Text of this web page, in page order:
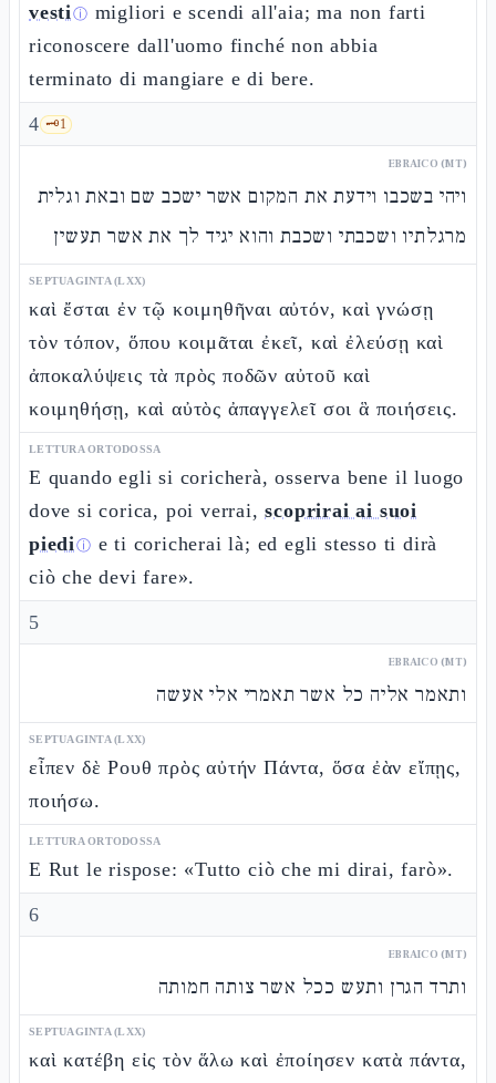
vestiⓘ migliori e scendi all'aia; ma non farti
riconoscere dall'uomo finché non abbia
terminato di mangiare e di bere.
4 🗝️1
EBRAICO (MT)
ויהי בשכבו וידעת את המקום אשר ישכב שם ובאת וגלית
מרגלתיו ושכבתי ושכבת והוא יגיד לך את אשר תעשין
SEPTUAGINTA (LXX)
καὶ ἔσται ἐν τῷ κοιμηθῆναι αὐτόν, καὶ γνώσῃ
τὸν τόπον, ὅπου κοιμᾶται ἐκεῖ, καὶ ἐλεύσῃ καὶ
ἀποκαλύψεις τὰ πρὸς ποδῶν αὐτοῦ καὶ
κοιμηθήσῃ, καὶ αὐτὸς ἀπαγγελεῖ σοι ἃ ποιήσεις.
LETTURA ORTODOSSA
E quando egli si coricherà, osserva bene il luogo
dove si corica, poi verrai,scoprirai ai suoi
piediⓘ e ti coricherai là; ed egli stesso ti dirà
ciò che devi fare».
5
EBRAICO (MT)
ותאמר אליה כל אשר תאמרי אלי אעשה
SEPTUAGINTA (LXX)
εἶπεν δὲ Ρουθ πρὸς αὐτήν Πάντα, ὅσα ἐὰν εἴπῃς,
ποιήσω.
LETTURA ORTODOSSA
E Rut le rispose: «Tutto ciò che mi dirai, farò».
6
EBRAICO (MT)
ותרד הגרן ותעש ככל אשר צותה חמותה
SEPTUAGINTA (LXX)
καὶ κατέβη εἰς τὸν ἅλω καὶ ἐποίησεν κατὰ πάντα,